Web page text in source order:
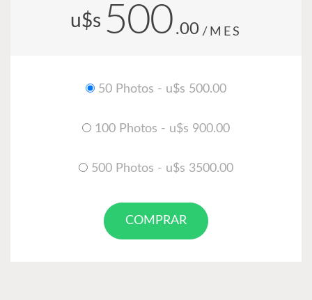
u$s 500 .00 /MES
50 Photos - u$s 500.00
100 Photos - u$s 900.00
500 Photos - u$s 3500.00
COMPRAR